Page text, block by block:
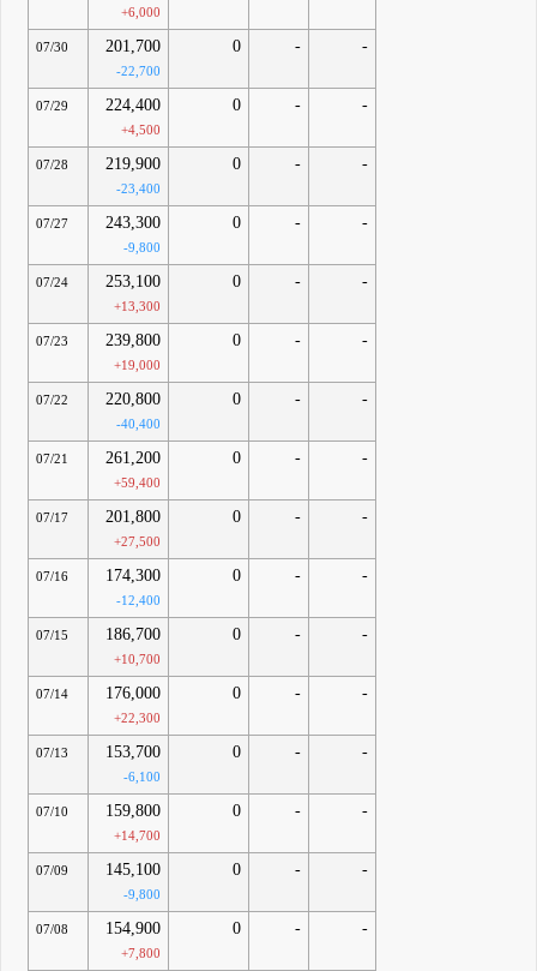
+6,000
07/30 201,700
-22,700
0 - -
07/29 224,400
+4,500
0 - -
07/28 219,900
-23,400
0 - -
07/27 243,300
-9,800
0 - -
07/24 253,100
+13,300
0 - -
07/23 239,800
+19,000
0 - -
07/22 220,800
-40,400
0 - -
07/21 261,200
+59,400
0 - -
07/17 201,800
+27,500
0 - -
07/16 174,300
-12,400
0 - -
07/15 186,700
+10,700
0 - -
07/14 176,000
+22,300
0 - -
07/13 153,700
-6,100
0 - -
07/10 159,800
+14,700
0 - -
07/09 145,100
-9,800
0 - -
07/08 154,900
+7,800
0 - -